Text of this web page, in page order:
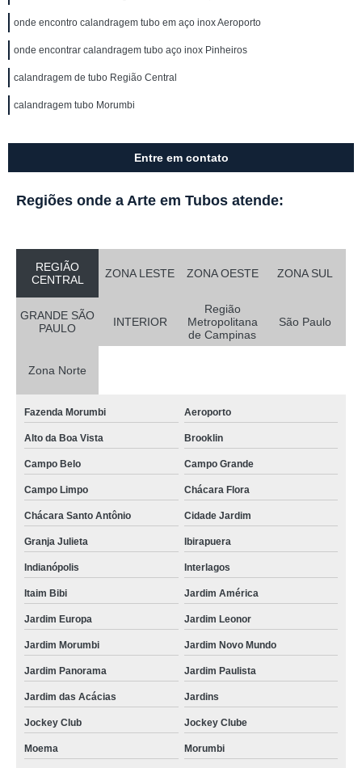
onde encontro calandragem tubo em aço inox Aeroporto
onde encontrar calandragem tubo aço inox Pinheiros
calandragem de tubo Região Central
calandragem tubo Morumbi
Entre em contato
Regiões onde a Arte em Tubos atende:
REGIÃO
CENTRAL
ZONA LESTE ZONA OESTE ZONA SUL
GRANDE SÃO
PAULO
INTERIOR
Região
Metropolitana
de Campinas
São Paulo
Zona Norte
Fazenda Morumbi Aeroporto
Alto da Boa Vista Brooklin
Campo Belo Campo Grande
Campo Limpo Chácara Flora
Chácara Santo Antônio Cidade Jardim
Granja Julieta Ibirapuera
Indianópolis Interlagos
Itaim Bibi Jardim América
Jardim Europa Jardim Leonor
Jardim Morumbi Jardim Novo Mundo
Jardim Panorama Jardim Paulista
Jardim das Acácias Jardins
Jockey Club Jockey Clube
Moema Morumbi